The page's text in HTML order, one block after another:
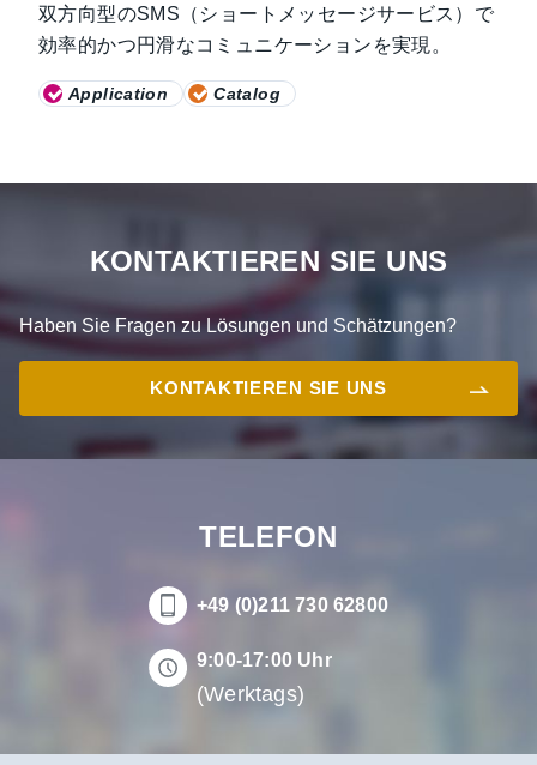
Application Catalog
双方向型のSMS（ショートメッセージサービス）で
効率的かつ円滑なコミュニケーションを実現。
KONTAKTIEREN SIE UNS
Haben Sie Fragen zu Lösungen und Schätzungen?
KONTAKTIEREN SIE UNS
TELEFON
+49 (0)211 730 62800
9:00-17:00 Uhr
(Werktags)